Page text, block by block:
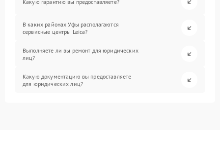
Какую гарантию вы предоставляете?
В каких районах Уфы располагаются
сервисные центры Leica?
Выполняете ли вы ремонт для юридических
лиц?
Какую документацию вы предоставляете
для юридических лиц?